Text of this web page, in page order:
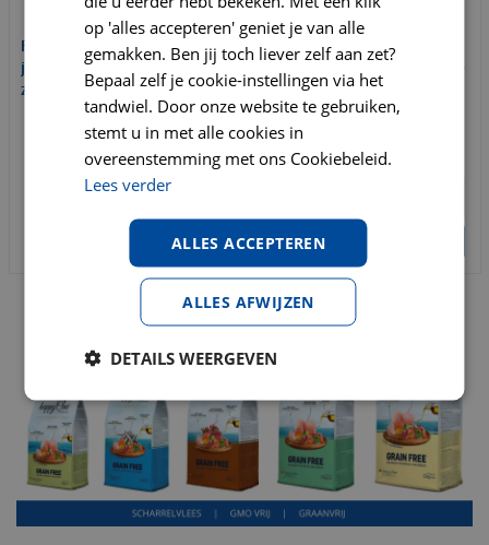
Ruffwear float coat life
jacket red sumac xx-small
zwemvest
€ 99 ,95
Ruffwear float coat life
zwemvest
op 'alles accepteren' geniet je van alle
gemakken. Ben jij toch liever zelf aan zet?
Bepaal zelf je cookie-instellingen via het
tandwiel. Door onze website te gebruiken,
stemt u in met alle cookies in
overeenstemming met ons Cookiebeleid.
Lees verder
ALLES ACCEPTEREN
ALLES AFWIJZEN
DETAILS WEERGEVEN